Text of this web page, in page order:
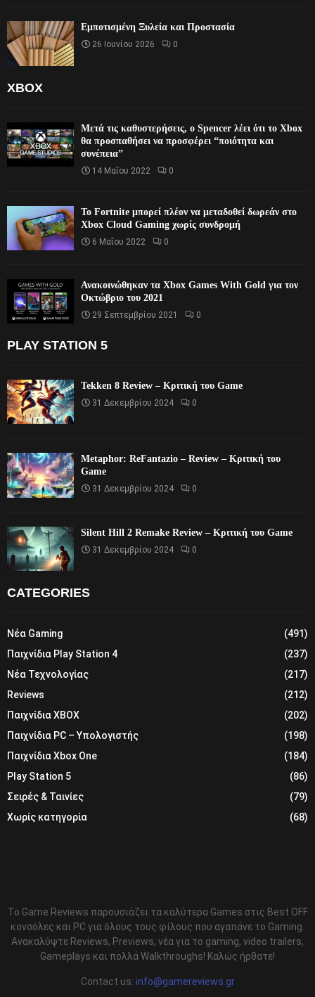
Εμποτισμένη Ξυλεία και Προστασία
26 Ιουνίου 2026 0
XBOX
Μετά τις καθυστερήσεις, ο Spencer λέει ότι το Xbox
θα προσπαθήσει να προσφέρει “ποιότητα και
συνέπεια”
14 Μαΐου 2022 0
Το Fortnite μπορεί πλέον να μεταδοθεί δωρεάν στο
Xbox Cloud Gaming χωρίς συνδρομή
6 Μαΐου 2022 0
Ανακοινώθηκαν τα Xbox Games With Gold για τον
Οκτώβριο του 2021
29 Σεπτεμβρίου 2021 0
PLAY STATION 5
Tekken 8 Review – Κριτική του Game
31 Δεκεμβρίου 2024 0
Metaphor: ReFantazio – Review – Κριτική του
Game
31 Δεκεμβρίου 2024 0
Silent Hill 2 Remake Review – Κριτική του Game
31 Δεκεμβρίου 2024 0
CATEGORIES
Νέα Gaming
(491)
Παιχνίδια Play Station 4
(237)
Νέα Τεχνολογίας
(217)
Reviews
(212)
Παιχνίδια XBOX
(202)
Παιχνίδια PC – Υπολογιστής
(198)
Παιχνίδια Xbox One
(184)
Play Station 5
(86)
Σειρές & Ταινίες
(79)
Χωρίς κατηγορία
(68)
Το Game Reviews παρουσιάζει τα καλύτερα Games στις Best OFF
κονσόλες και PC για όλους τους φίλους που αγαπάνε το Gaming.
Ανακαλύψτε Reviews, Previews, νέα για το gaming, video trailers,
Gameplays και πολλά Walkthroughs! Καλώς ήρθατε!
Contact us: info@gamereviews.gr